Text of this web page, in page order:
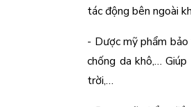
tác động bên ngoài
- Dược mỹ phẩm bảo
chống da khô,…
trời,…